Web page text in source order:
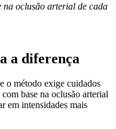
na oclusão arterial de cada
a diferença
o método exige cuidados
base na oclusão arterial
em intensidades mais